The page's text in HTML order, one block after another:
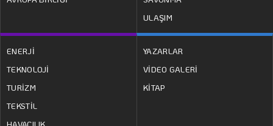
ULAŞIM
ENERJİ
TEKNOLOJİ
TURİZM
TEKSTİL
HAVACILIK
YAZARLAR
VİDEO GALERİ
KİTAP